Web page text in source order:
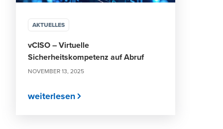
AKTUELLES
vCISO – Virtuelle
Sicherheitskompetenz auf Abruf
NOVEMBER 13, 2025
weiterlesen